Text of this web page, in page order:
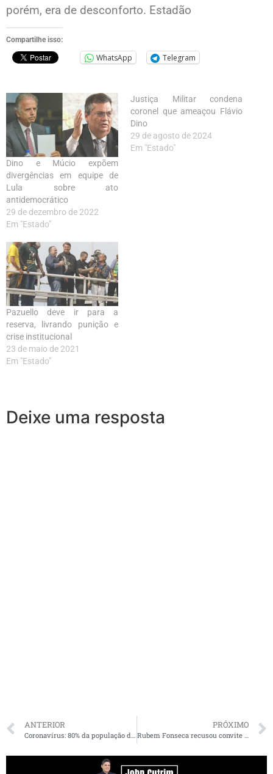
porém, era de desconforto. Estadão
Compartilhe isso:
WhatsApp Telegram
Dino e Múcio expõem
divergências em equipe de
Lula sobre ato
antidemocrático
29 de dezembro de 2022
Em "Estado"
Justiça Militar condena
coronel que ameaçou Flávio
Dino
29 de agosto de 2024
Em "Estado"
Pazuello deve ir para a
reserva, livrando punição e
crise institucional
23 de maio de 2021
Em "Estado"
Deixe uma resposta
ANTERIOR
Coronavírus: 80% da população de São Luís apoia isolamento social; 69% aprova desempenho de Flávio Dino
PRÓXIMO
Rubem Fonseca recusou convite de Sarney para ser ministro